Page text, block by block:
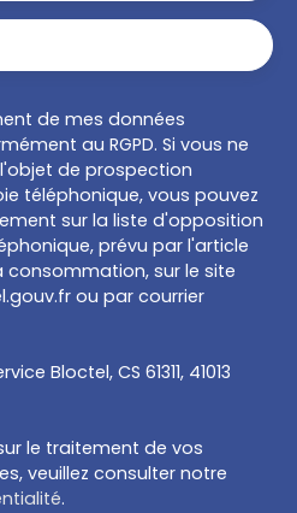
de mes données
au RGPD. Si vous ne
de prospection
téléphonique, vous pouvez
sur la liste d'opposition
prévu par l'article
consommation, sur le site
ou par courrier
Bloctel, CS 61311, 41013
le traitement de vos
veuillez consulter notre
.